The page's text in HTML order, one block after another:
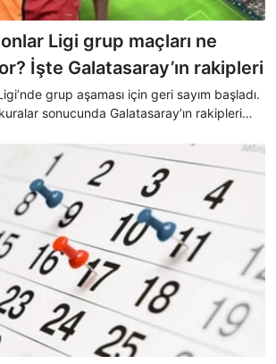
Ligi grup maçları ne
İşte Galatasaray’ın rakipleri
grup aşaması için geri sayım başladı.
sonucunda Galatasaray’ın rakipleri
Ligi grup maçları ne zaman